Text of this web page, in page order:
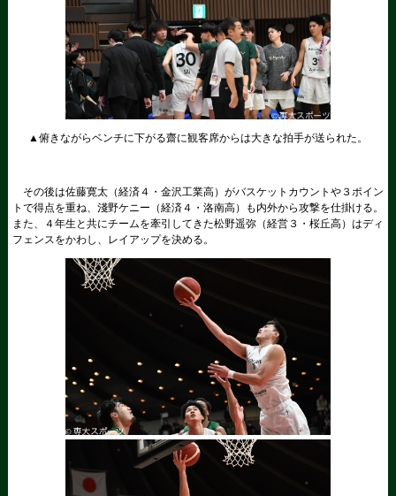
▲俯きながらベンチに下がる齋に観客席からは大きな拍手が送られた。
その後は佐藤寛太（経済４・金沢工業高）がバスケットカウントや３ポイン
トで得点を重ね、淺野ケニー（経済４・洛南高）も内外から攻撃を仕掛ける。
また、４年生と共にチームを牽引してきた松野遥弥（経営３・桜丘高）はディ
フェンスをかわし、レイアップを決める。